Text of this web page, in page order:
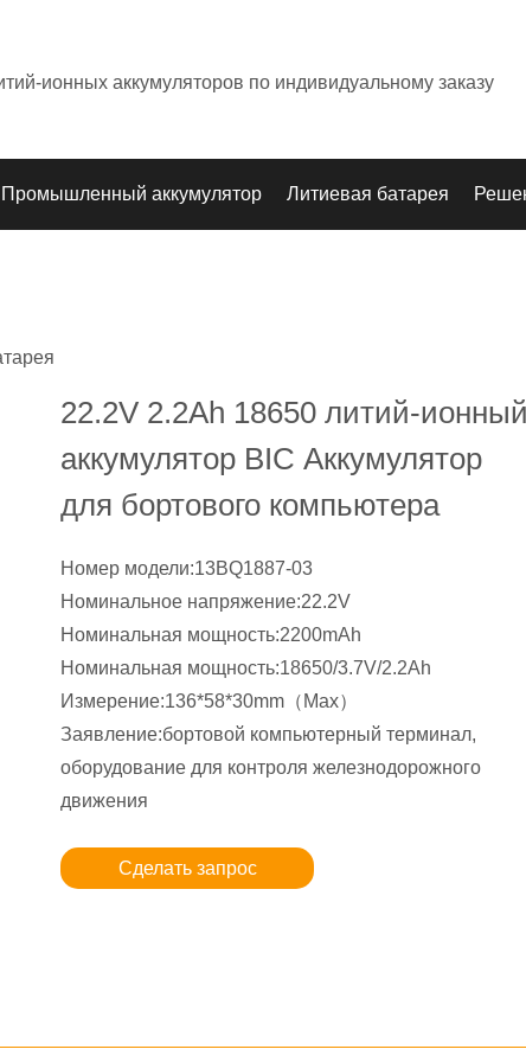
ионных аккумуляторов по индивидуальному заказу
Промышленный аккумулятор Литиевая батарея
22.2V 2.2Ah 18650 литий-ионный
аккумулятор BIC Аккумулятор
для бортового компьютера
Номер модели:13BQ1887-03
Номинальное напряжение:22.2V
Номинальная мощность:2200mAh
Номинальная мощность:18650/3.7V/2.2Ah
Измерение:136*58*30mm（Max）
Заявление:бортовой компьютерный терминал,
оборудование для контроля железнодорожного
движения
Сделать запрос